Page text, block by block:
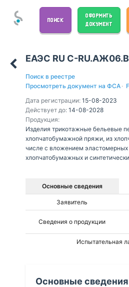
ПОИСК
ОФОРМИТЬ
ДОКУМЕНТ
ЕАЭС RU С-
Поиск в реестре
Просмотреть документ на ФСА ·
Дата регистрации: 15-08-2023
Действует до: 14-08-2028
Продукция:
Изделия трикотажные бельевые
хлопчатобумажной пряжи, из
числе с вложением эластомерных
хлопчатобумажных и
Основные сведения
Заявитель
Сведения о продукции
Испытательная
Основные сведения